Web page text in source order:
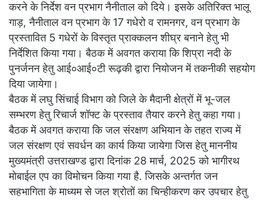
करने के निर्देश वन प्रभाग नैनीताल को दिये। इसके अतिरिक्त भालू
गाड़, नैनीताल वन प्रभाग के 17 गधेरो व रामनगर, वन प्रभाग के
प्रस्तावित 5 गधेरों के विस्तृत प्राक्कलन शीघ्र बनाने हेतु भी
निर्देशित किया गया। बैठक में अवगत कराया कि शिप्रा नदी के
पुनर्जनन हेतु आई०आई०टी रूढ़की द्वारा नियोजन में तकनीकी सहयोग
दिया जायेगा।
बैठक में लघु सिंचाई विभाग को जिले के मैदानी क्षेत्रों में भू-जल
सम्भरण हेतु रिचार्ज शॉफ्ट के प्रस्ताव तैयार करने हेतु कहा गया।
बैठक में अवगत कराया कि जल संरक्षण अभियान के तहत राज्य में
जल संरक्षण एवं सवर्धन का कार्य किया जायेगा जिस हेतु माननीय
मुख्यमंत्री उत्तराखण्ड द्वारा दिनांक 28 मार्च, 2025 को भागीरथ
मोबाईल एप का विमोचन किया गया है. जिसके अन्तर्गत जन
सहभागिता के माध्यम से जल श्रोतों का चिन्हीकरण कर उपचार हेतु